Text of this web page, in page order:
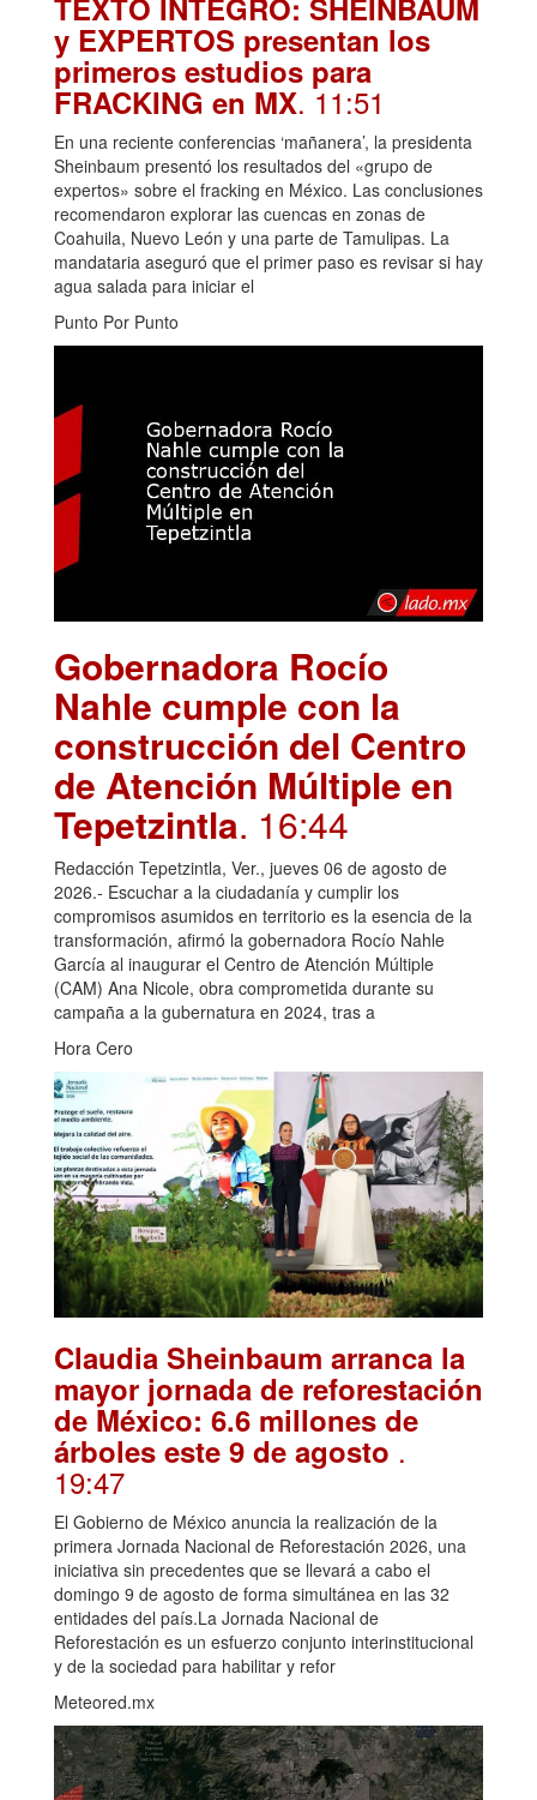
TEXTO ÍNTEGRO: SHEINBAUM
y EXPERTOS presentan los
primeros estudios para
FRACKING en MX. 11:51
En una reciente conferencias ‘mañanera’, la presidenta
Sheinbaum presentó los resultados del «grupo de
expertos» sobre el fracking en México. Las conclusiones
recomendaron explorar las cuencas en zonas de
Coahuila, Nuevo León y una parte de Tamulipas. La
mandataria aseguró que el primer paso es revisar si hay
agua salada para iniciar el
Punto Por Punto
Gobernadora Rocío
Nahle cumple con la
construcción del Centro
de Atención Múltiple en
Tepetzintla. 16:44
Redacción Tepetzintla, Ver., jueves 06 de agosto de
2026.- Escuchar a la ciudadanía y cumplir los
compromisos asumidos en territorio es la esencia de la
transformación, afirmó la gobernadora Rocío Nahle
García al inaugurar el Centro de Atención Múltiple
(CAM) Ana Nicole, obra comprometida durante su
campaña a la gubernatura en 2024, tras a
Hora Cero
Claudia Sheinbaum arranca la
mayor jornada de reforestación
de México: 6.6 millones de
árboles este 9 de agosto .
19:47
El Gobierno de México anuncia la realización de la
primera Jornada Nacional de Reforestación 2026, una
iniciativa sin precedentes que se llevará a cabo el
domingo 9 de agosto de forma simultánea en las 32
entidades del país.La Jornada Nacional de
Reforestación es un esfuerzo conjunto interinstitucional
y de la sociedad para habilitar y refor
Meteored.mx